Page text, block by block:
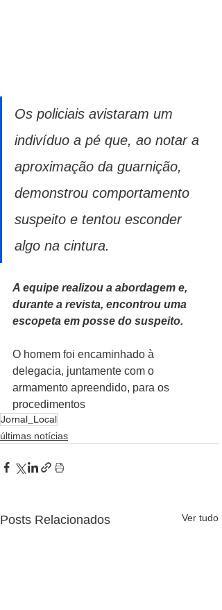
Os policiais avistaram um
indivíduo a pé que, ao notar a
aproximação da guarnição,
demonstrou comportamento
suspeito e tentou esconder
algo na cintura.
A equipe realizou a abordagem e,
durante a revista, encontrou uma
escopeta em posse do suspeito.
O homem foi encaminhado à
delegacia, juntamente com o
armamento apreendido, para os
procedimentos
Jornal_Local
últimas notícias
Posts Relacionados Ver tudo